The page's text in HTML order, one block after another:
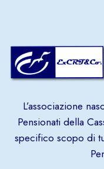
L’associazione
Pensionati della
specifico scopo di